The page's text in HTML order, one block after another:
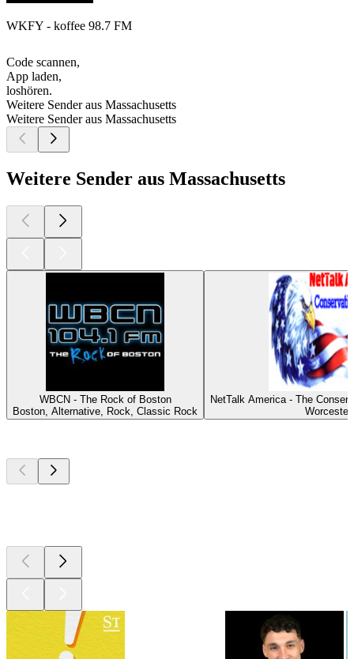
WKFY - koffee 98.7 FM
Code scannen,
App laden,
loshören.
Weitere Sender aus Massachusetts
Weitere Sender aus Massachusetts
Weitere Sender aus Massachusetts
WBCN - The Rock of Boston
Boston, Alternative, Rock, Classic Rock
NetTalk America - The
Worcester